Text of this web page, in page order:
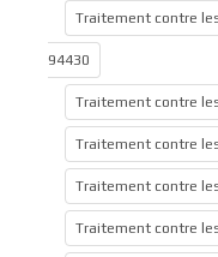
Traitement contre les
94430
Traitement contre les
Traitement contre les
Traitement contre
Traitement contre